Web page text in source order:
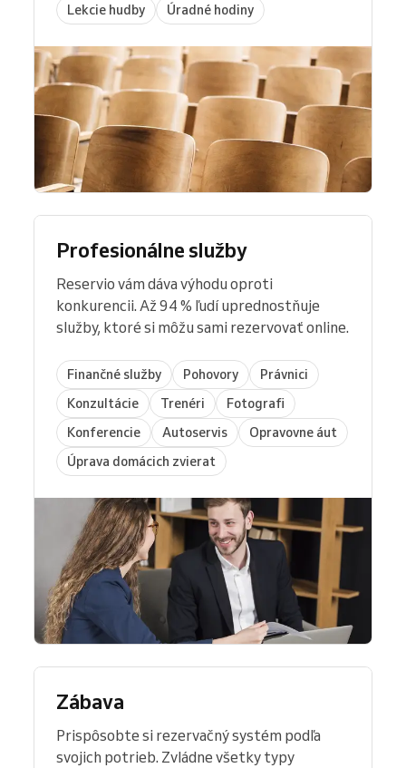
Lekcie hudby
Úradné hodiny
Profesionálne služby
Reservio vám dáva výhodu oproti
konkurencii. Až 94 % ľudí uprednostňuje
služby, ktoré si môžu sami rezervovať online.
Finančné služby Pohovory
Právnici
Konzultácie
Trenéri
Fotografi
Konferencie
Autoservis
Opravovne áut
Úprava domácich zvierat
Zábava
Prispôsobte si rezervačný systém podľa
svojich potrieb. Zvládne všetky typy